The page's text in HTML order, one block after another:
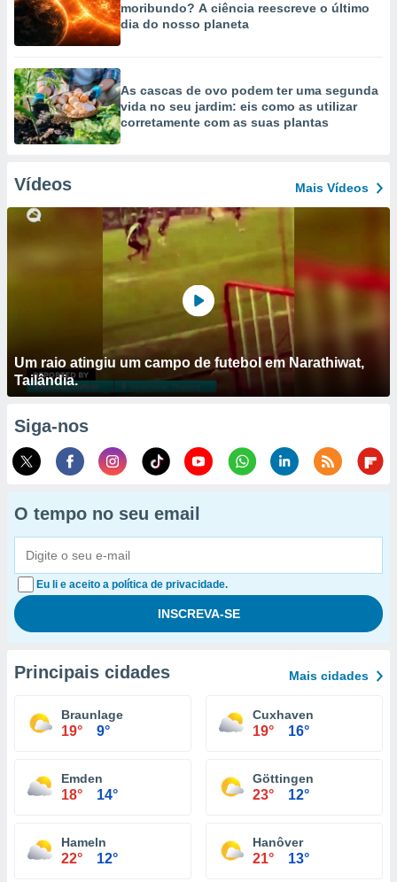
moribundo? A ciência reescreve o último
dia do nosso planeta
As cascas de ovo podem ter uma segunda
vida no seu jardim: eis como as utilizar
corretamente com as suas plantas
Vídeos Mais Vídeos
Um raio atingiu um campo de futebol em Narathiwat,
Tailândia.
Siga-nos
O tempo no seu email
Eu li e aceito a política de privacidade.
Principais cidades Mais cidades
Braunlage
19° 9°
Cuxhaven
19° 16°
Emden
18° 14°
Göttingen
23° 12°
Hameln
22° 12°
Hanôver
21° 13°